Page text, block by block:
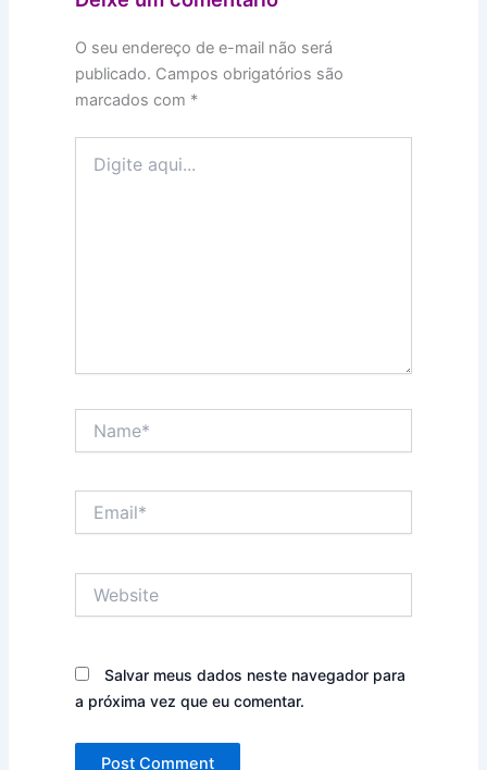
O seu endereço de e-mail não será
publicado. Campos obrigatórios são
marcados com *
aqui...
Salvar meus dados neste navegador para
a próxima vez que eu comentar.